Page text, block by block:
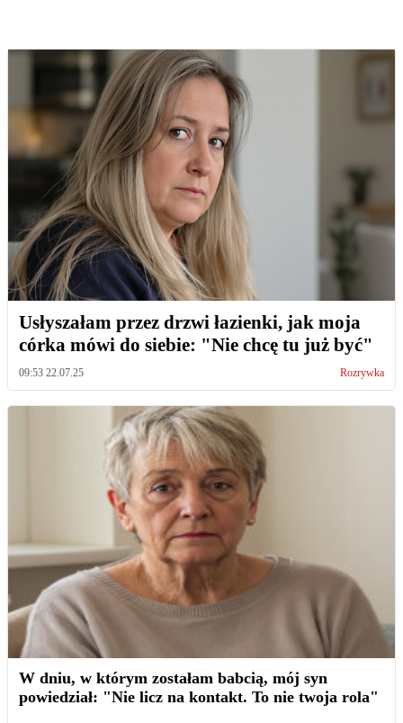
Usłyszałam przez drzwi łazienki, jak moja
córka mówi do siebie: "Nie chcę tu już być"
09:53 22.07.25 Rozrywka
W dniu, w którym zostałam babcią, mój syn
powiedział: "Nie licz na kontakt. To nie twoja rola"